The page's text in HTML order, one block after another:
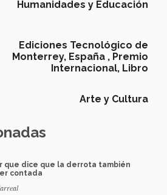
Humanidades y Educación
Ediciones Tecnológico de
Monterrey, España , Premio
Internacional, Libro
Arte y Cultura
que dice que la derrota también
contada